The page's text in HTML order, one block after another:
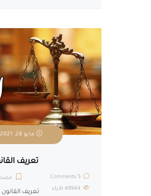
مايو 28, 2021
تعريف
5 Comments
الآراء
تعريف